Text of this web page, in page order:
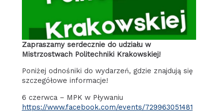
Zapraszamy serdecznie do udziału w
Mistrzostwach Politechniki Krakowskiej!
Poniżej odnośniki do wydarzeń, gdzie znajdują się
szczegółowe informacje!
6 czerwca – MPK w Pływaniu
https://www.facebook.com/events/729963051481